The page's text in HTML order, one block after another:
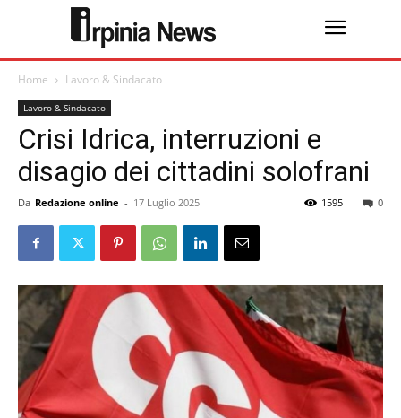
Home Lavoro & Sindacato
Lavoro & Sindacato
Crisi Idrica, interruzioni e
disagio dei cittadini solofrani
Da Redazione online - 17 Luglio 2025 0
1595